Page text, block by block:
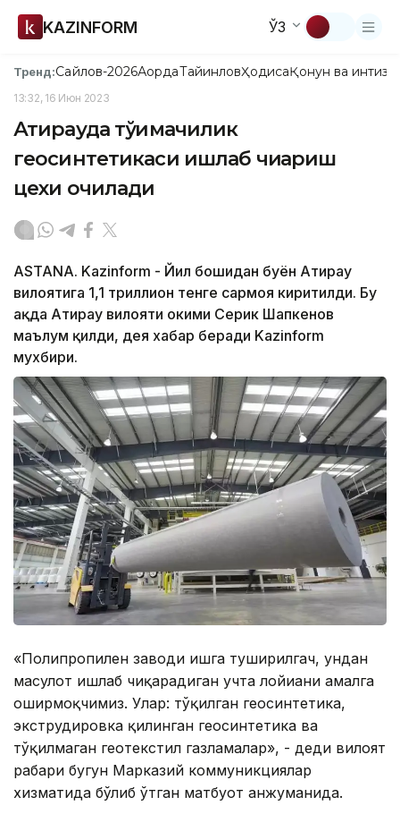
KAZINFORM ЎЗ
Тренд:Сайлов-2026АқордаТайинловҲодисаҚонун ва
13:32, 16 Июн 2023
Атирауда тўқимачилик
геосинтетикаси ишлаб чиқариш
цехи очилади
ASTANA. Kazinform - Йил бошидан буён Атирау
вилоятига 1,1 триллион тенге сармоя киритилди. Бу
ҳақда Атирау вилояти ҳокими Серик Шапкенов
маълум қилди, дея хабар беради Kazinform
мухбири.
«Полипропилен заводи ишга туширилгач, ундан
маҳсулот ишлаб чиқарадиган учта лойиҳани амалга
оширмоқчимиз. Улар: тўқилган геосинтетика,
экструдировка қилинган геосинтетика ва
тўқилмаган геотекстил газламалар», - деди вилоят
раҳбари бугун Марказий коммуникциялар
хизматида бўлиб ўтган матбуот анжуманида.